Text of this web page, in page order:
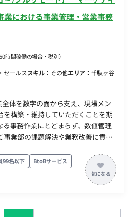
業における事業管理・営業事務
時間稼働の場合・税別）
セールススキル： その他エリア： 千駄ヶ谷
体を数字の面から支え、現場メン
を構築・維持していただくことを期
事務作業にとどまらず、数値管理
事業部の課題解決や業務改善に貢献
ングの管理 ・PL/CFの管理、案件管
況の管理、契約締結に伴う事務手続
ト情報・案件情報の管理 ・各案件の
し、ズレや遅れの兆候を早期に検知
99名以下 BtoBサービス